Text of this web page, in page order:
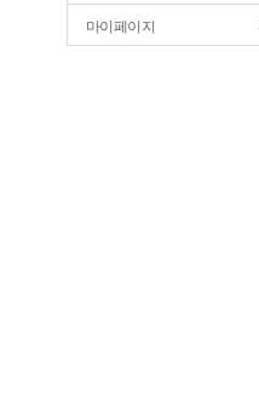
마이페이지